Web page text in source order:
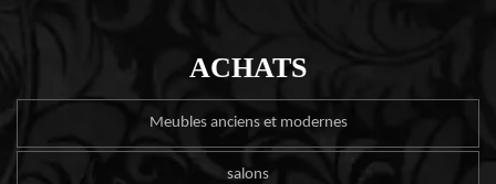
ACHATS
Meubles anciens et modernes
salons